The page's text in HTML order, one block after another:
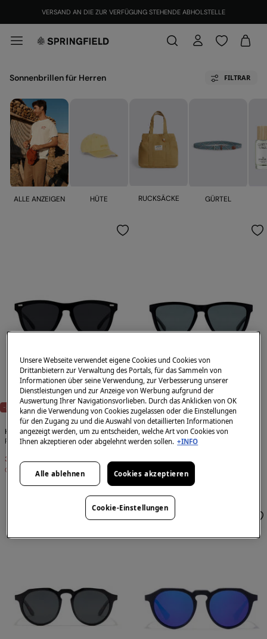
VERSAND AN DIE ZUR VERFÜGUNG STEHENDE ABHOLSTELLE
Sonnenbrillen für Herren FILTRAR
ALLE ANZEIGEN HÜTE RUCKSÄCKE GÜRTEL
-20%
Hawkers
Polarisierte Sonnenbrille
35,99 €
Gesamtersparnis 9,00 €
-20%
Hawkers
Polarisierte Sonnenbrille
Gesamtersparnis
Unsere Webseite verwendet eigene Cookies und Cookies von
Drittanbietern zur Verwaltung des Portals, für das Sammeln von
Informationen über seine Verwendung, zur Verbesserung unserer
Dienstleistungen und zur Anzeige von Werbung aufgrund der
Auswertung Ihrer Navigationsvorlieben. Durch das Anklicken von OK
kann die Verwendung von Cookies zugelassen oder die Einstellungen
für den Zugang zu und die Auswahl von detaillierten Informationen
angezeigt werden, um zu entscheiden, welche Art von Cookies von
Ihnen akzeptieren oder abgelehnt werden sollen. +INFO
Alle ablehnen Cookies akzeptieren
Cookie-Einstellungen